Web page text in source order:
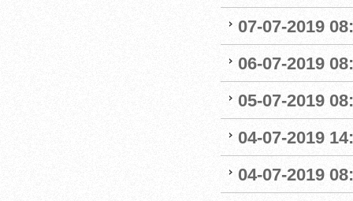
07-07-2019
06-07-2019
05-07-2019
04-07-2019
04-07-2019